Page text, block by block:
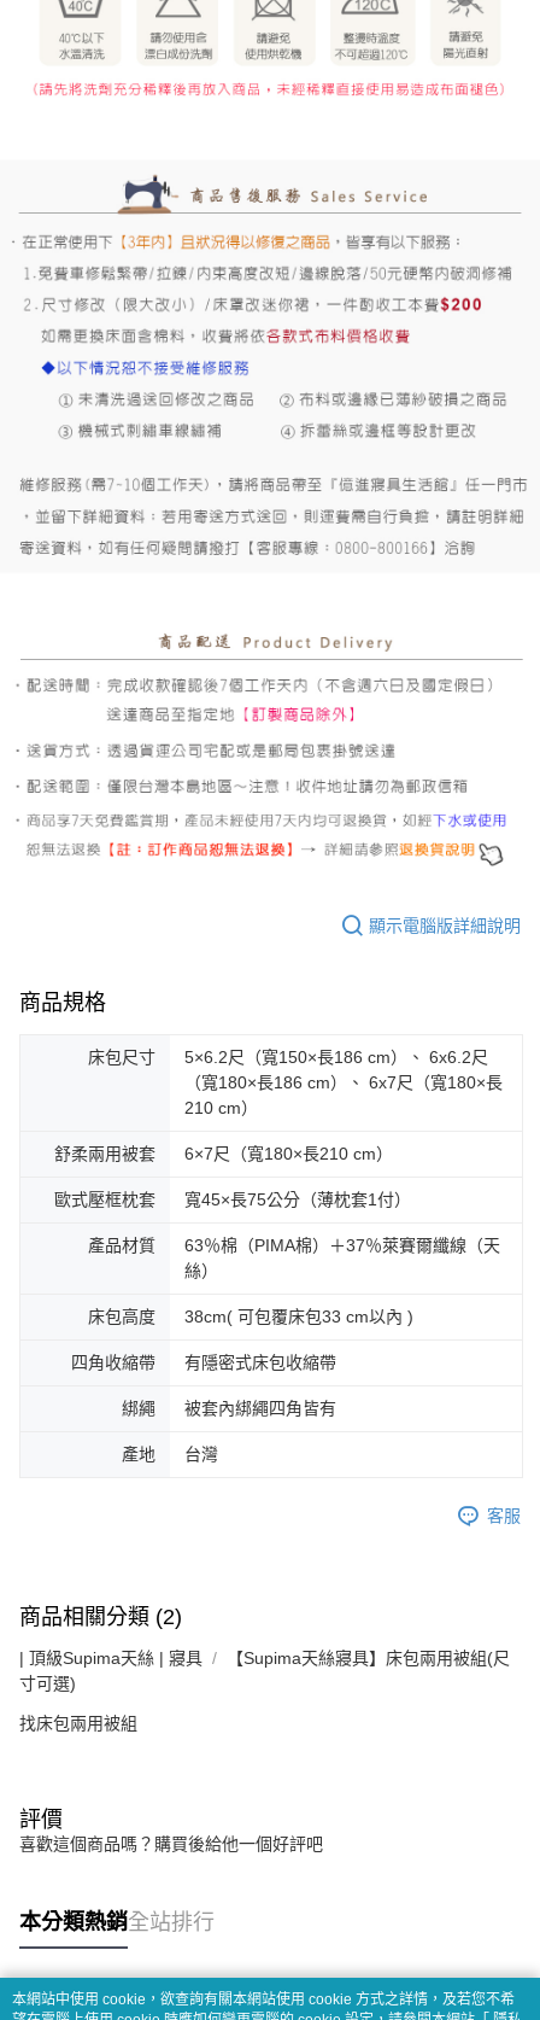
顯示電腦版詳細說明
商品規格
床包尺寸
5×6.2尺（寬150×長186 cm）、 6x6.2尺
（寬180×長186 cm）、 6x7尺（寬180×長
210 cm）
舒柔兩用被套 6×7尺（寬180×長210 cm）
歐式壓框枕套 寬45×長75公分（薄枕套1付）
產品材質
63％棉（PIMA棉）＋37％萊賽爾纖線（天
絲）
床包高度 38cm( 可包覆床包33 cm以內 )
四角收縮帶 有隱密式床包收縮帶
綁繩 被套內綁繩四角皆有
產地 台灣
客服
商品相關分類 (2)
| 頂級Supima天絲 | 寢具
【Supima天絲寢具】床包兩用被組(尺
寸可選)
找床包兩用被組
評價
喜歡這個商品嗎？購買後給他一個好評吧
本分類熱銷全站排行
本網站中使用 cookie，欲查詢有關本網站使用 cookie 方式之詳情，及若您不希